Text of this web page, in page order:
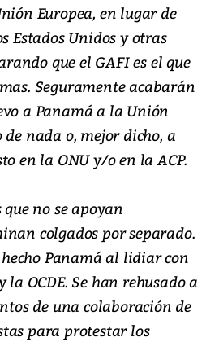
Europea, en lugar de
Estados Unidos y otras
que el GAFI es el que
Seguramente acabarán
a Panamá a la Unión
nada o, mejor dicho, a
en la ONU y/o en la ACP.
no se apoyan
colgados por separado.
hecho Panamá al lidiar con
OCDE. Se han rehusado a
de una colaboración de
para protestar los